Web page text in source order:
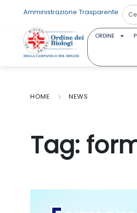
Amministrazione Trasparente
ORDINE
HOME NEWS
Tag: